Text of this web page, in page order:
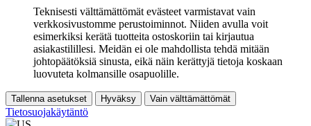
Teknisesti välttämättömät evästeet varmistavat vain
verkkosivustomme perustoiminnot. Niiden avulla voit
esimerkiksi kerätä tuotteita ostoskoriin tai kirjautua
asiakastilillesi. Meidän ei ole mahdollista tehdä mitään
johtopäätöksiä sinusta, eikä näin kerättyjä tietoja koskaan
luovuteta kolmansille osapuolille.
Tallenna asetukset Hyväksy Vain välttämättömät
Tietosuojakäytäntö